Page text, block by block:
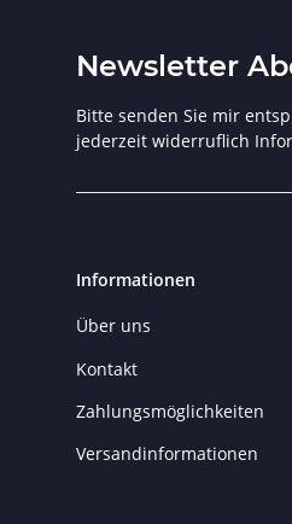
Newsletter
Bitte senden Sie mir
jederzeit widerruflich
Informationen
Über uns
Kontakt
Zahlungsmöglichkeiten
Versandinformationen